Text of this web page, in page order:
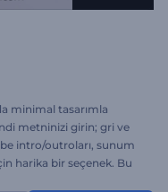
minimal tasarımla
metninizi girin; gri ve
intro/outroları, sunum
harika bir seçenek. Bu